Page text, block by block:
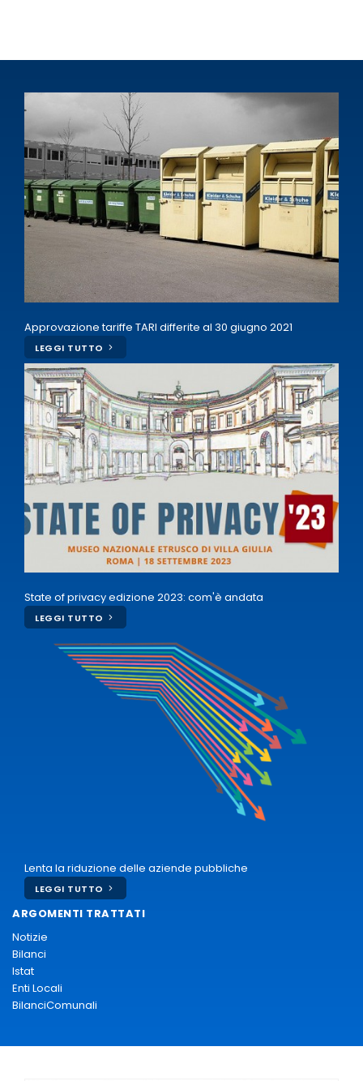
Approvazione tariffe TARI differite al 30 giugno 2021
LEGGI TUTTO
State of privacy edizione 2023: com'è andata
LEGGI TUTTO
Lenta la riduzione delle aziende pubbliche
LEGGI TUTTO
ARGOMENTI TRATTATI
Notizie
Bilanci
Istat
Enti Locali
BilanciComunali